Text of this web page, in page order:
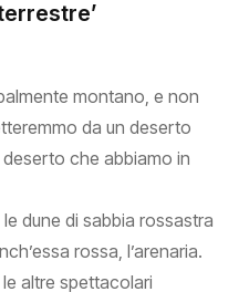
montano, e non
da un deserto
che abbiamo in
dune di sabbia rossastra
rossa, l’arenaria.
altre spettacolari